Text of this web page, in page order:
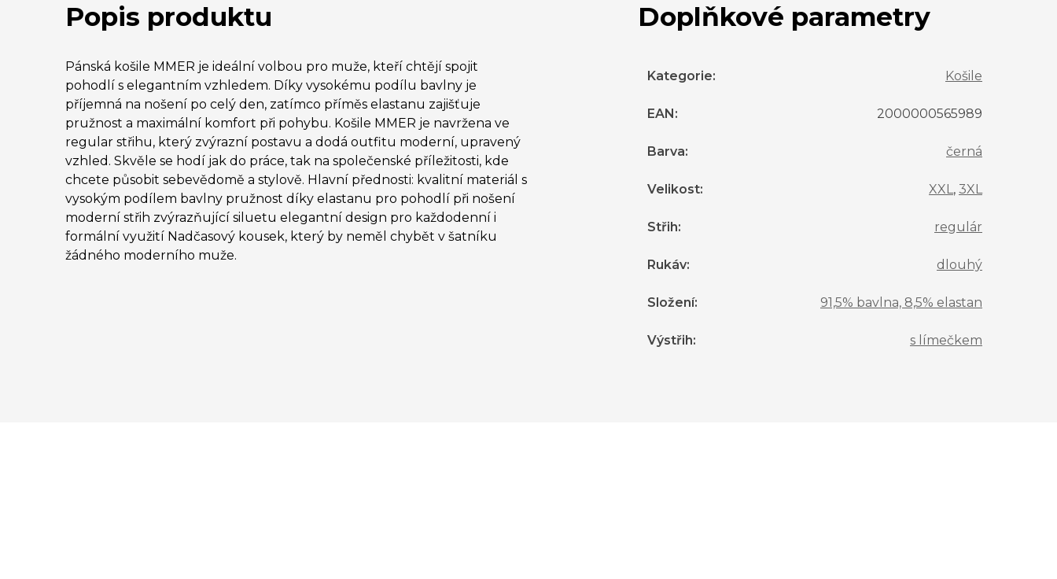
Popis produktu
Pánská košile MMER je ideální volbou pro muže, kteří chtějí spojit
pohodlí s elegantním vzhledem. Díky vysokému podílu bavlny je
příjemná na nošení po celý den, zatímco příměs elastanu zajišťuje
pružnost a maximální komfort při pohybu. Košile MMER je navržena ve
regular střihu, který zvýrazní postavu a dodá outfitu moderní, upravený
vzhled. Skvěle se hodí jak do práce, tak na společenské příležitosti, kde
chcete působit sebevědomě a stylově. Hlavní přednosti: kvalitní materiál s
vysokým podílem bavlny pružnost díky elastanu pro pohodlí při nošení
moderní střih zvýrazňující siluetu elegantní design pro každodenní i
formální využití Nadčasový kousek, který by neměl chybět v šatníku
žádného moderního muže.
Doplňkové parametry
Kategorie: Košile
EAN : 2000000565989
Barva: černá
Velikost: XXL, 3XL
Střih: regulár
Rukáv: dlouhý
Složení: 91,5% bavlna, 8,5% elastan
Výstřih: s límečkem